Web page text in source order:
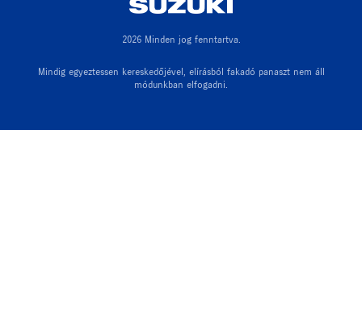
2026 Minden jog fenntartva.
Mindig egyeztessen kereskedőjével, elírásból fakadó panaszt nem áll
módunkban elfogadni.